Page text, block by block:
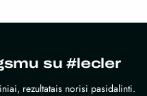
su #lecler
rezultatais norisi pasidalinti.